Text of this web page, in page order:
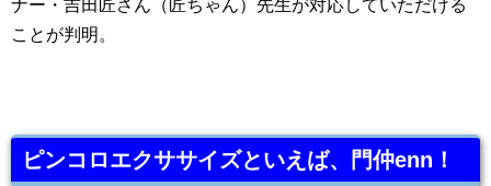
ナー・吉田匠さん（匠ちゃん）先生が対応していただける
ことが判明。
ピンコロエクササイズといえば、門仲enn！